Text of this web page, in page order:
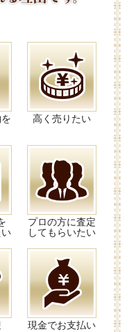
高く売りたい
プロの方に査定
してもらいたい
現金でお支払い